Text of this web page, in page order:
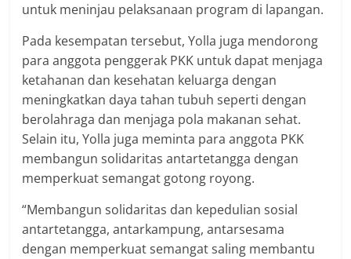
untuk meninjau pelaksanaan program di lapangan.
Pada kesempatan tersebut, Yolla juga mendorong
para anggota penggerak PKK untuk dapat menjaga
ketahanan dan kesehatan keluarga dengan
meningkatkan daya tahan tubuh seperti dengan
berolahraga dan menjaga pola makanan sehat.
Selain itu, Yolla juga meminta para anggota PKK
membangun solidaritas antartetangga dengan
memperkuat semangat gotong royong.
“Membangun solidaritas dan kepedulian sosial
antartetangga, antarkampung, antarsesama
dengan memperkuat semangat saling membantu